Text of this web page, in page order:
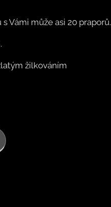
Vámi může asi 20 praporů.
žilkováním